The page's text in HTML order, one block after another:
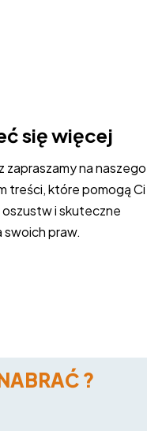
się więcej
zapraszamy na naszego
treści, które pomogą Ci
i skuteczne
praw.
?